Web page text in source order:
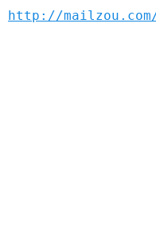
http://mailzou.com/